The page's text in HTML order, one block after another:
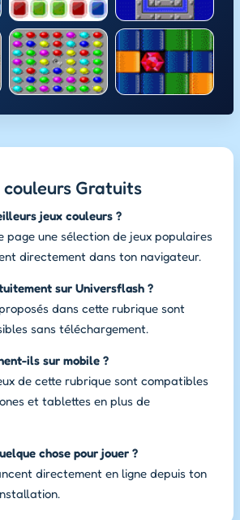
Gratuits
jeux couleurs ?
page une sélection de jeux populaires
directement dans ton navigateur.
sur Universflash ?
dans cette rubrique sont
sans téléchargement.
ils sur mobile ?
de cette rubrique sont compatibles
et tablettes en plus de
chose pour jouer ?
directement en ligne depuis ton